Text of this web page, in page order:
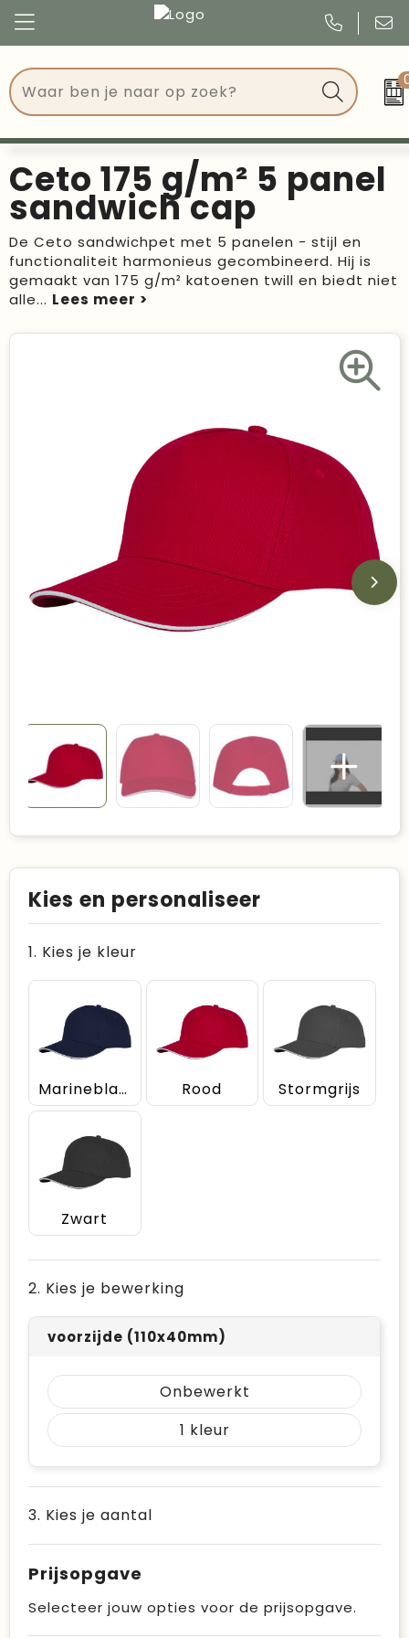
Tassen
Drinkwaren
Events
Give Aways
Duurzame keuzes
Made in Europe
Recycled
Bestsellers
Congres
Events
Kerst
Verjaardagen
Voetbal, EK en WK
Ceto 175 g/m² 5 panel
sandwich cap
De Ceto sandwichpet met 5 panelen - stijl en
functionaliteit harmonieus gecombineerd. Hij is
gemaakt van 175 g/m² katoenen twill en biedt niet
alle...
Kies en personaliseer
1. Kies je kleur
Marineblauw Rood Stormgrijs
Zwart
2. Kies je bewerking
voorzijde (110x40mm)
Onbewerkt
1
3. Kies je aantal
Prijsopgave
Selecteer jouw opties voor de prijsopgave.